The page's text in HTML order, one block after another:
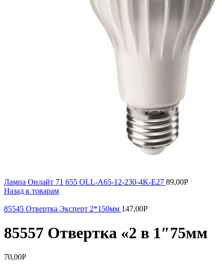
Лампа Онлайт 71 655 OLL-A65-12-230-4K-Е27 89,00Р
Назад к товарам
85545 Отвертка Эксперт 2*150мм 147,00Р
85557 Отвертка «2 в 1″75мм
70,00Р